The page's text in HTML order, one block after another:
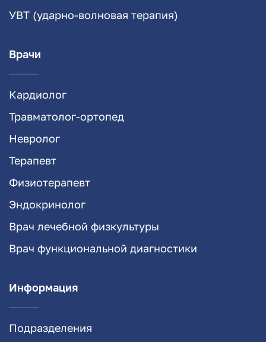
УВТ (ударно-волновая терапия)
Врачи
Кардиолог
Травматолог-ортопед
Невролог
Терапевт
Физиотерапевт
Эндокринолог
Врач лечебной физкультуры
Врач функциональной диагностики
Информация
Подразделения